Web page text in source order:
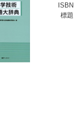
ISBN
標題